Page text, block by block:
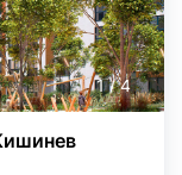
1/4